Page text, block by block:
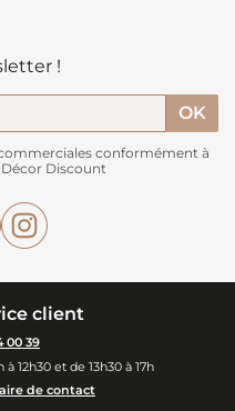
!
conformément à
Discount
Pinterest
client
00 39
12h30 et de 13h30 à 17h
de contact